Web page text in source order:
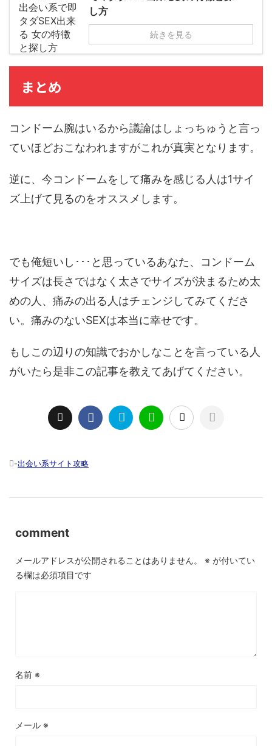
し方
続きを見る
まとめ
コンドーム腕はいるから議論はしょっちゅうと言っ
ていほどおこなわれますがこれが真実となります。
逆に、今コンドームをして痛みを感じる人は1サイ
ズ上げて見るのをオススメします。
でも俺短いし･･･と思っているあなた、コンドーム
サイズは長さではなく太さでサイズが決まるため太
めの人、痛みの出る人はチェンジしてみてくださ
い。痛みのないSEXは本当に幸せです。
もしこの辺りの知識でおかしなことを言っている人
がいたら是非この記事を教えてあげてください。
-出会い系サイト攻略
comment
メールアドレスが公開されることはありません。 ※ が付いてい
る欄は必須項目です
名前 ※
メール ※